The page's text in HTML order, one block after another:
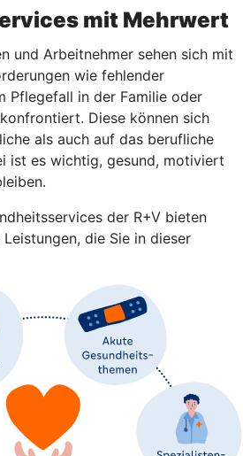
mit Mehrwert
und Arbeitnehmer sehen sich mit
wie fehlender
Pflegefall in der Familie oder
Diese können sich
als auch auf das berufliche
ist es wichtig, gesund, motiviert
der R+V bieten
die Sie in dieser